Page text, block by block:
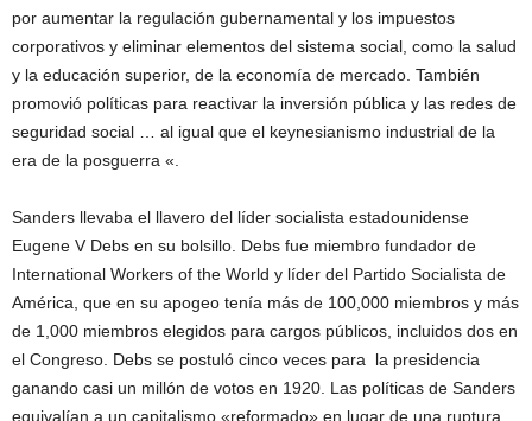
por aumentar la regulación gubernamental y los impuestos
corporativos y eliminar elementos del sistema social, como la salud
y la educación superior, de la economía de mercado. También
promovió políticas para reactivar la inversión pública y las redes de
seguridad social … al igual que el keynesianismo industrial de la
era de la posguerra «.
Sanders llevaba el llavero del líder socialista estadounidense
Eugene V Debs en su bolsillo. Debs fue miembro fundador de
International Workers of the World y líder del Partido Socialista de
América, que en su apogeo tenía más de 100,000 miembros y más
de 1,000 miembros elegidos para cargos públicos, incluidos dos en
el Congreso. Debs se postuló cinco veces para la presidencia
ganando casi un millón de votos en 1920. Las políticas de Sanders
equivalían a un capitalismo «reformado» en lugar de una ruptura